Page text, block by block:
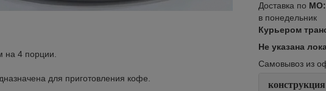
на 4 порции.
для приготовления кофе.
Доставка по МО:
в понедельник
Курьером
Не указана
Самовывоз из
конструкция